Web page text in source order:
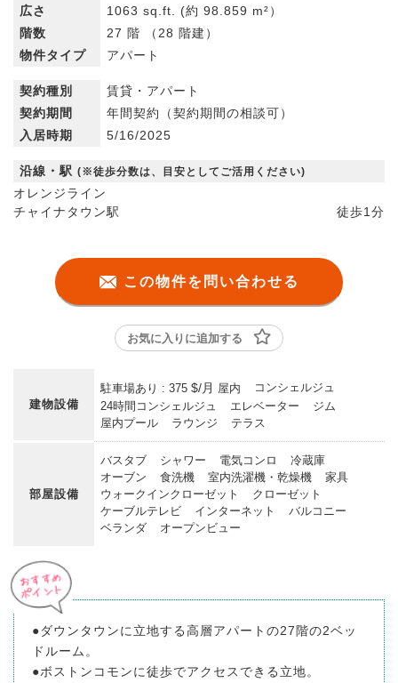
広さ
1063 sq.ft. (約 98.859 m²）
階数
27 階 （28 階建）
物件タイプ
アパート
契約種別
賃貸・アパート
契約期間
年間契約（契約期間の相談可）
入居時期
5/16/2025
沿線・駅 (※徒歩分数は、目安としてご活用ください)
オレンジライン
チャイナタウン駅
徒歩1分
この物件を問い合わせる
お気に入りに追加する
建物設備
駐車場あり : 375 $/月 屋内
コンシェルジュ
24時間コンシェルジュ
エレベーター
ジム
屋内プール
ラウンジ テラス
部屋設備
バスタブ シャワー 電気コンロ
冷蔵庫
オーブン
食洗機 室内洗濯機・乾燥機
家具
ウォークインクローゼット
クローゼット
ケーブルテレビ
インターネット
バルコニー
ベランダ
オープンビュー
●ダウンタウンに立地する高層アパートの27階の2ベッ
ドルーム。
●ボストンコモンに徒歩でアクセスできる立地。